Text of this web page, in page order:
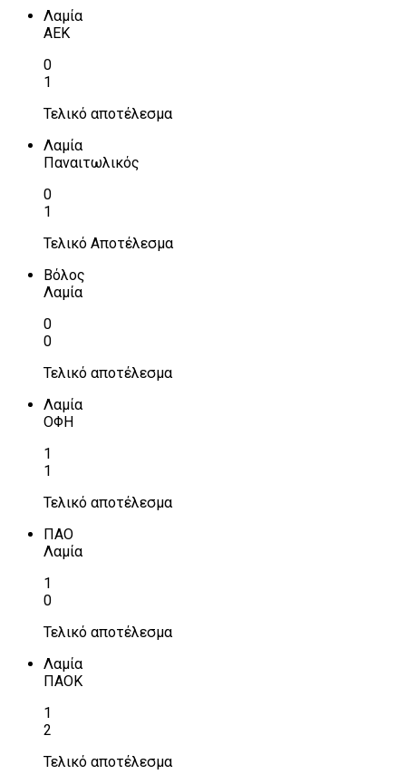
Λαμία
ΑΕΚ
0
1
Τελικό αποτέλεσμα
Λαμία
Παναιτωλικός
0
1
Τελικό Αποτέλεσμα
Βόλος
Λαμία
0
0
Τελικό αποτέλεσμα
Λαμία
ΟΦΗ
1
1
Τελικό αποτέλεσμα
ΠΑΟ
Λαμία
1
0
Τελικό αποτέλεσμα
Λαμία
ΠΑΟΚ
1
2
Τελικό αποτέλεσμα